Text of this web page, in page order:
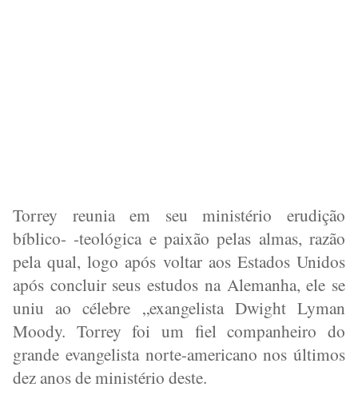
Torrey reunia em seu ministério erudição
bíblico- -teológica e paixão pelas almas, razão
pela qual, logo após voltar aos Estados Unidos
após concluir seus estudos na Alemanha, ele se
uniu ao célebre „exangelista Dwight Lyman
Moody. Torrey foi um fiel companheiro do
grande evangelista norte-americano nos últimos
dez anos de ministério deste.